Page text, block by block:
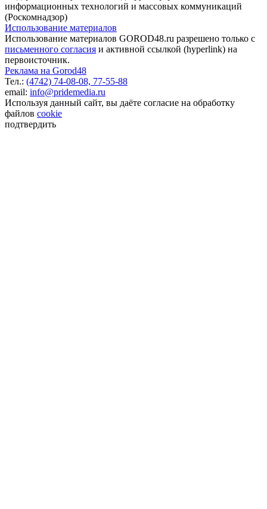
информационных технологий и массовых коммуникаций
(Роскомнадзор)
Использование материалов
Использование материалов GOROD48.ru разрешено только с
письменного согласия и активной ссылкой (hyperlink) на
первоисточник.
Реклама на Gorod48
Тел.: (4742) 74-08-08, 77-55-88
email: info@pridemedia.ru
Используя данный сайт, вы даёте согласие на обработку
файлов cookie
подтвердить